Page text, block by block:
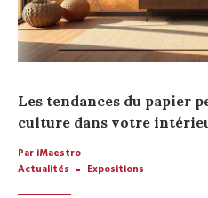
Les tendances du papier
culture dans votre
Par iMaestro
Actualités
Expositions